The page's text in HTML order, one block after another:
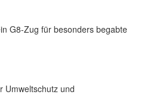
G8-Zug für besonders begabte
Umweltschutz und